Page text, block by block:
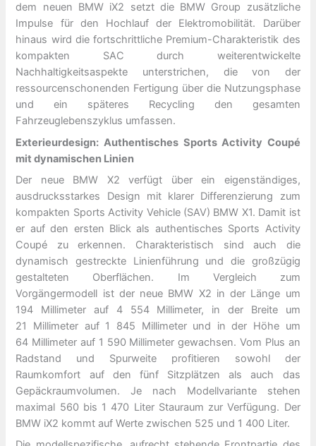
dem neuen BMW iX2 setzt die BMW Group zusätzliche
Impulse für den Hochlauf der Elektromobilität. Darüber
hinaus wird die fortschrittliche Premium-Charakteristik des
kompakten SAC durch weiterentwickelte
Nachhaltigkeitsaspekte unterstrichen, die von der
ressourcenschonenden Fertigung über die Nutzungsphase
und ein späteres Recycling den gesamten
Fahrzeuglebenszyklus umfassen.
Exterieurdesign: Authentisches Sports Activity Coupé
mit dynamischen Linien
Der neue BMW X2 verfügt über ein eigenständiges,
ausdrucksstarkes Design mit klarer Differenzierung zum
kompakten Sports Activity Vehicle (SAV) BMW X1. Damit ist
er auf den ersten Blick als authentisches Sports Activity
Coupé zu erkennen. Charakteristisch sind auch die
dynamisch gestreckte Linienführung und die großzügig
gestalteten Oberflächen. Im Vergleich zum
Vorgängermodell ist der neue BMW X2 in der Länge um
194 Millimeter auf 4 554 Millimeter, in der Breite um
21 Millimeter auf 1 845 Millimeter und in der Höhe um
64 Millimeter auf 1 590 Millimeter gewachsen. Vom Plus an
Radstand und Spurweite profitieren sowohl der
Raumkomfort auf den fünf Sitzplätzen als auch das
Gepäckraumvolumen. Je nach Modellvariante stehen
maximal 560 bis 1 470 Liter Stauraum zur Verfügung. Der
BMW iX2 kommt auf Werte zwischen 525 und 1 400 Liter.